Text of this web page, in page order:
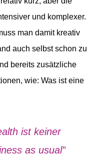
und komplexer.
man damit kreativ
auch selbst schon zu
bereits zusätzliche
wie: Was ist eine
ist keiner
as usual”